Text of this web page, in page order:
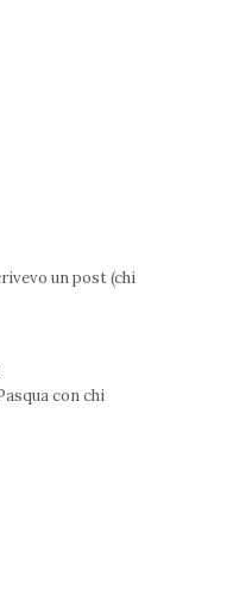
un post (chi
con chi